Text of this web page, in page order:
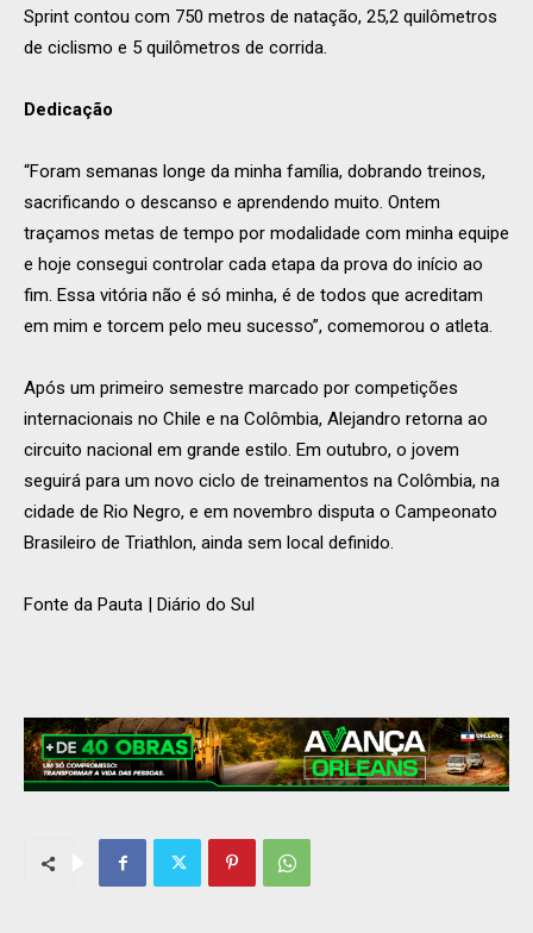
Sprint contou com 750 metros de natação, 25,2 quilômetros
de ciclismo e 5 quilômetros de corrida.
Dedicação
“Foram semanas longe da minha família, dobrando treinos,
sacrificando o descanso e aprendendo muito. Ontem
traçamos metas de tempo por modalidade com minha equipe
e hoje consegui controlar cada etapa da prova do início ao
fim. Essa vitória não é só minha, é de todos que acreditam
em mim e torcem pelo meu sucesso”, comemorou o atleta.
Após um primeiro semestre marcado por competições
internacionais no Chile e na Colômbia, Alejandro retorna ao
circuito nacional em grande estilo. Em outubro, o jovem
seguirá para um novo ciclo de treinamentos na Colômbia, na
cidade de Rio Negro, e em novembro disputa o Campeonato
Brasileiro de Triathlon, ainda sem local definido.
Fonte da Pauta | Diário do Sul